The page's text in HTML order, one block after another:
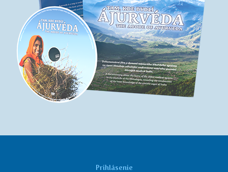
Prihlásenie